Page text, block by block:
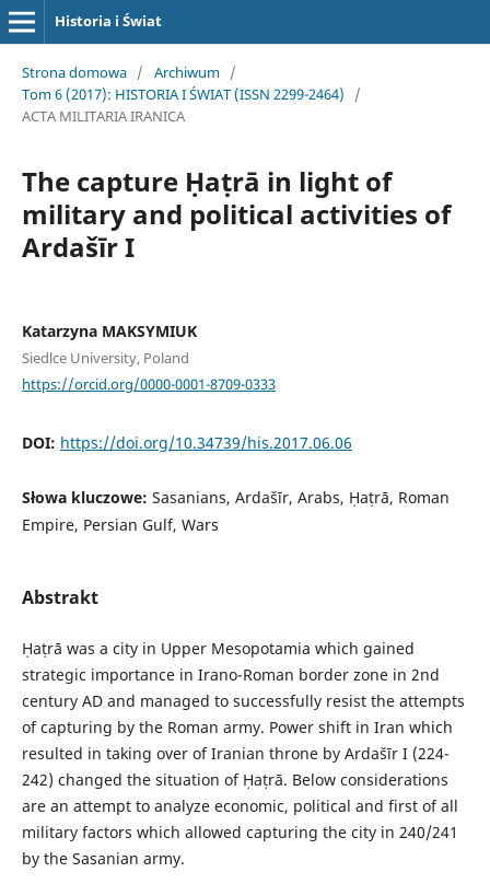
Historia i Świat
Strona domowa / Archiwum /
Tom 6 (2017): HISTORIA I ŚWIAT (ISSN 2299-2464)
/
ACTA MILITARIA IRANICA
The capture Ḥaṭrā in light of
military and political activities of
Ardašīr I
Katarzyna MAKSYMIUK
Siedlce University, Poland
https://orcid.org/0000-0001-8709-0333
DOI: https://doi.org/10.34739/his.2017.06.06
Słowa kluczowe: Sasanians, Ardašīr, Arabs, Ḥaṭrā, Roman
Empire, Persian Gulf, Wars
Abstrakt
Ḥaṭrā was a city in Upper Mesopotamia which gained
strategic importance in Irano-Roman border zone in 2nd
century AD and managed to successfully resist the attempts
of capturing by the Roman army. Power shift in Iran which
resulted in taking over of Iranian throne by Ardašīr I (224-
242) changed the situation of Ḥaṭrā. Below considerations
are an attempt to analyze economic, political and first of all
military factors which allowed capturing the city in 240/241
by the Sasanian army.